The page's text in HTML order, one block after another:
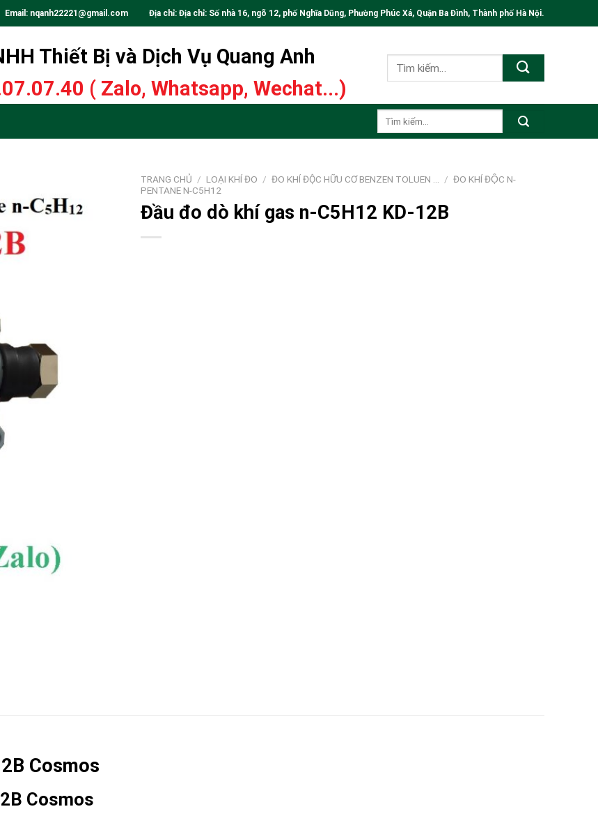
nqanh22221@gmail.com Địa chỉ: Địa chỉ: Số nhà 16, ngõ 12, phố Nghĩa Dũng, Phường Phúc Xá, Quận Ba Đình, Thành phố Hà Nội.
Thiết Bị và Dịch Vụ Quang Anh
( Zalo, Whatsapp, Wechat...)
Tìm
TRANG CHỦ / LOẠI KHÍ ĐO / ĐO KHÍ ĐỘC HỮU CƠ BENZEN TOLUEN ... / ĐO KHÍ ĐỘC N-
PENTANE N-C5H12
Đầu đo dò khí gas n-C5H12 KD-12B
Cosmos
Cosmos